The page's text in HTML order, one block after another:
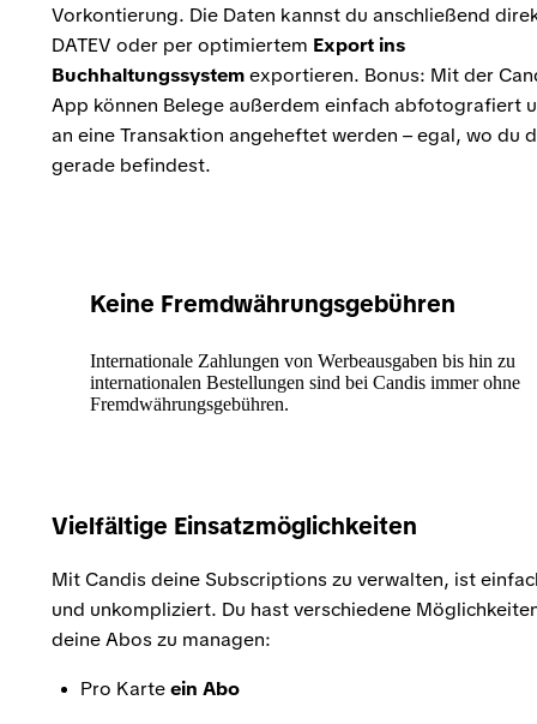
Vorkontierung. Die Daten kannst du anschließend
DATEV oder per optimiertem Export ins
Buchhaltungssystemexportieren. Bonus: Mit der
App können Belege außerdem einfach abfotografiert
an eine Transaktion angeheftet werden – egal, wo du
gerade befindest.
Keine Fremdwährungsgebühren
Internationale Zahlungen von Werbeausgaben bis hin zu
internationalen Bestellungen sind bei Candis immer ohne
Fremdwährungsgebühren.
Vielfältige Einsatzmöglichkeiten
Mit Candis deine Subscriptions zu verwalten, ist
und unkompliziert. Du hast verschiedene
deine Abos zu managen:
Pro Karteein Abo